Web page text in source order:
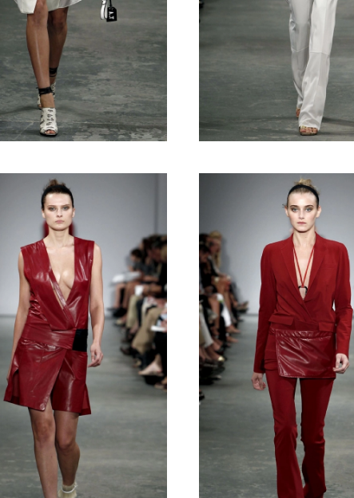
Turkuvaz Haberleşme ve Yayıncılık A.Ş. tarafından
https://vogue.com.tr/internet sitesi üzerinden sunulan
ürün ve hizmetlere ilişkin reklam, tanıtım, pazarlama ve
kutlama/ temenni amaçlı her türlü e-bülten/ ticari
elektronik ileti gönderiminin e-posta yoluyla tarafıma
yapılmasına onay ve bu kapsamda/ amaçla ad/ soyad
veriyorum.
KAPAT